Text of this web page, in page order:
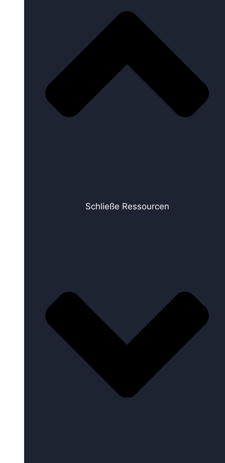
Schließe Ressourcen